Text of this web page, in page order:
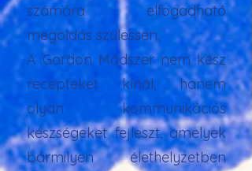
számára elfogadható
megoldás szülessen.
A Gordon Módszer nem kész
recepteket kínál, hanem
olyan kommunikációs
készségeket fejleszt, amelyek
bármilyen élethelyzetben